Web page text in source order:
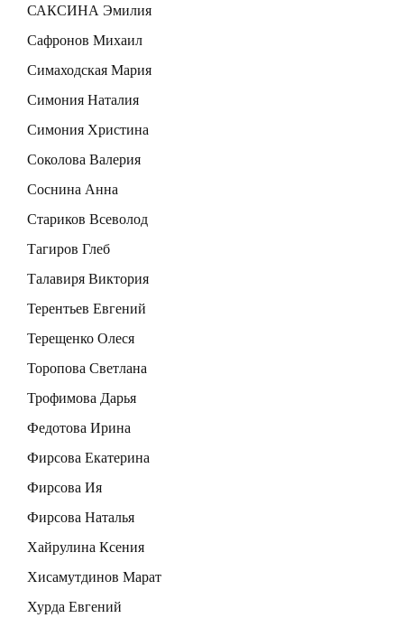
САКСИНА Эмилия
Сафронов Михаил
Симаходская Мария
Симония Наталия
Симония Христина
Соколова Валерия
Соснина Анна
Стариков Всеволод
Тагиров Глеб
Талавиря Виктория
Терентьев Евгений
Терещенко Олеся
Торопова Светлана
Трофимова Дарья
Федотова Ирина
Фирсова Екатерина
Фирсова Ия
Фирсова Наталья
Хайрулина Ксения
Хисамутдинов Марат
Хурда Евгений